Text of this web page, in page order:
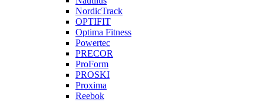
NordicTrack
OPTIFIT
Optima Fitness
Powertec
PRECOR
ProForm
PROSKI
Proxima
Reebok